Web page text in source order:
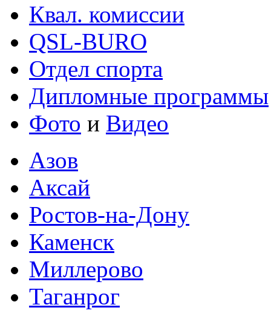
Квал. комиссии
QSL-BURO
Отдел спорта
Дипломные программы
Фото и Видео
Азов
Аксай
Ростов-на-Дону
Каменск
Миллерово
Таганрог